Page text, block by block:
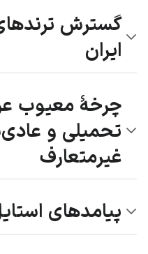
گسترش
ایران
چرخۀ معیوب
تحمیلی و
غیرمتعارف
پیامدهای